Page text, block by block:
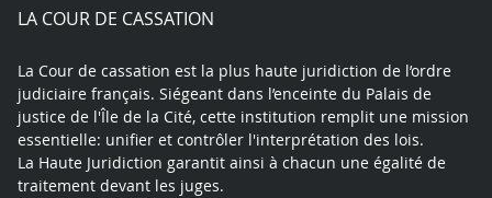
LA COUR DE CASSATION
La Cour de cassation est la plus haute juridiction de l’ordre
judiciaire français. Siégeant dans l’enceinte du Palais de
justice de l'Île de la Cité, cette institution remplit une mission
essentielle: unifier et contrôler l'interprétation des lois.
La Haute Juridiction garantit ainsi à chacun une égalité de
traitement devant les juges.